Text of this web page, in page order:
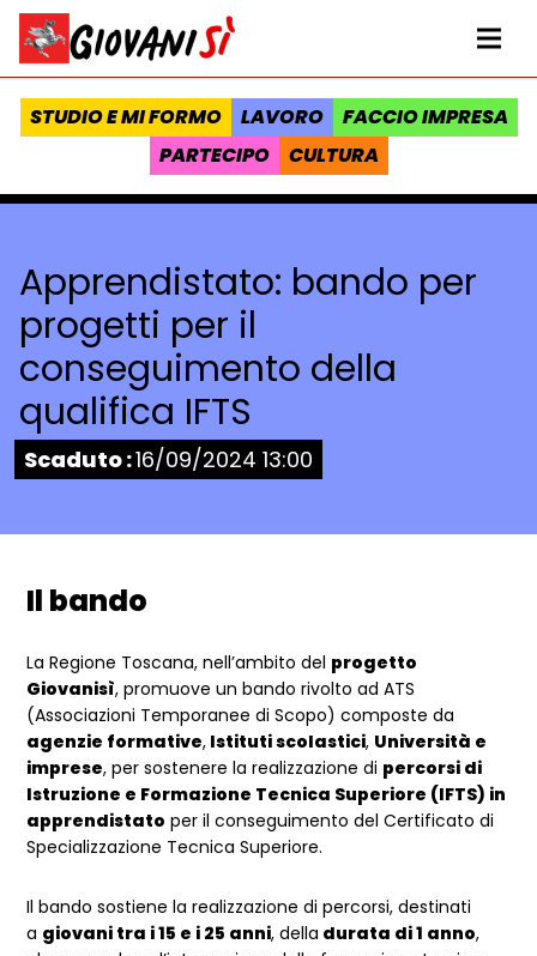
Vai al contenuto
Homepage Giovanisì - Progetto della Regione Toscana
STUDIO E MI FORMO LAVORO
FACCIO IMPRESA
PARTECIPO
CULTURA
Apprendistato: bando per
progetti per il
conseguimento della
qualifica IFTS
Stato:
Scaduto :16/09/2024 13:00
Il bando
La Regione Toscana, nell’ambito del progetto
Giovanisì, promuove un bando rivolto ad ATS
(Associazioni Temporanee di Scopo) composte da
agenzie formative, Istituti scolastici, Università e
imprese, per sostenere la realizzazione di percorsi di
Istruzione e Formazione Tecnica Superiore (IFTS) in
apprendistato per il conseguimento del Certificato di
Specializzazione Tecnica Superiore.
Il bando sostiene la realizzazione di percorsi, destinati
a giovani tra i 15 e i 25 anni, della durata di 1 anno,